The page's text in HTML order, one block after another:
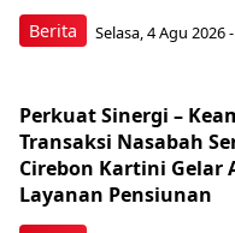
Berita Selasa, 4 Agu 2026
Perkuat Sinergi –
Transaksi Nasabah
Cirebon Kartini Gelar
Layanan Pensiunan